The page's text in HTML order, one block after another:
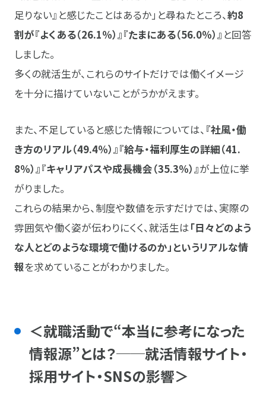
足りない』と感じたことはあるか」と尋ねたところ、約8
割が『よくある（26.1％）』『たまにある（56.0％）』 と回答
しました。
多くの就活生が、これらのサイトだけでは働くイメージ
を十分に描けていないことがうかがえます。
また、不足していると感じた情報については、 『社風・働
き方のリアル（49.4％）』『給与・福利厚生の詳細（41.
8％）』『キャリアパスや成長機会（35.3％）』が上位に挙
がりました。
これらの結果から、制度や数値を示すだけでは、実際の
雰囲気や働く姿が伝わりにくく、就活生は「日々どのよう
な人とどのような環境で働けるのか」というリアルな情
報を求めていることがわかりました。
＜就職活動で“本当に参考になった
情報源”とは？──就活情報サイト・
採用サイト・SNSの影響＞